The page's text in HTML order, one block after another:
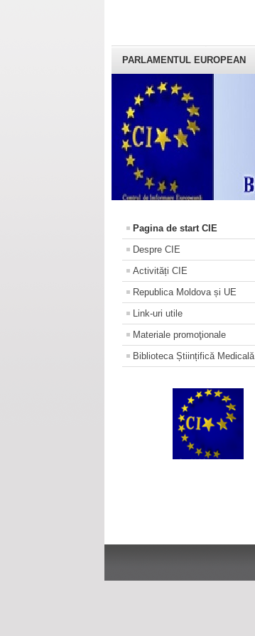
PARLAMENTUL EUROPEAN
Pagina de start CIE
Despre CIE
Activități CIE
Republica Moldova și UE
Link-uri utile
Materiale promoţionale
Biblioteca Științifică Medicală